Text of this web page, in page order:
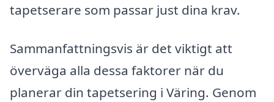
tapetserare som passar just dina krav.
Sammanfattningsvis är det viktigt att
överväga alla dessa faktorer när du
planerar din tapetsering i Väring. Genom